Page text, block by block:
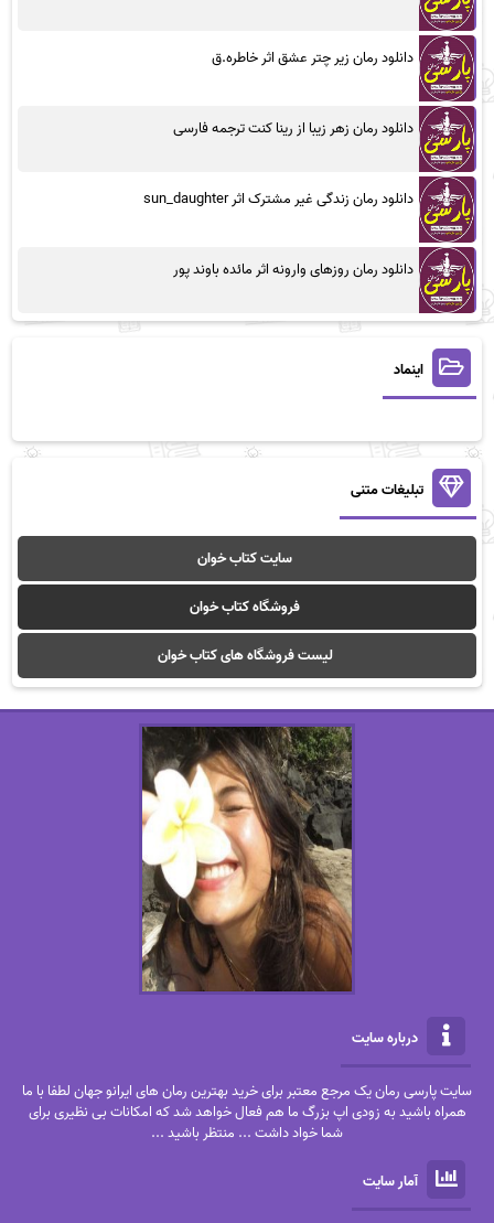
دانلود رمان زیر چتر عشق اثر خاطره.ق
دانلود رمان زهر زیبا از رینا کنت ترجمه فارسی
دانلود رمان زندگی غیر مشترک اثر sun_daughter
دانلود رمان روزهای وارونه اثر مائده باوند پور
اینماد
تبلیغات متنی
سایت کتاب خوان
فروشگاه کتاب خوان
لیست فروشگاه های کتاب خوان
درباره سایت
سایت پارسی رمان یک مرجع معتبر برای خرید بهترین رمان های ایرانو جهان لطفا با ما
همراه باشید به زودی اپ بزرگ ما هم فعال خواهد شد که امکانات بی نظیری برای
شما خواد داشت ... منتظر باشید ...
آمار سایت